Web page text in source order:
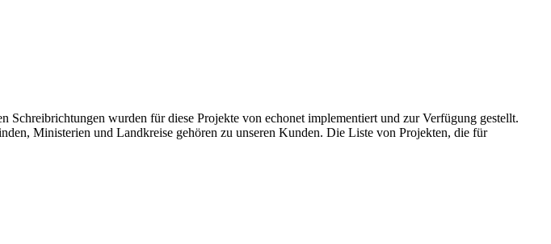
wurden für diese Projekte von echonet implementiert und zur Verfügung gestellt.
Ministerien und Landkreise gehören zu unseren Kunden. Die Liste von Projekten, die für